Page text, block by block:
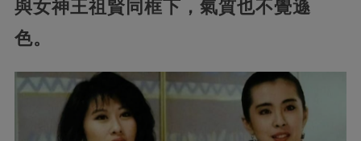
與女神王祖賢同框下，氣質也不覺遜
色。